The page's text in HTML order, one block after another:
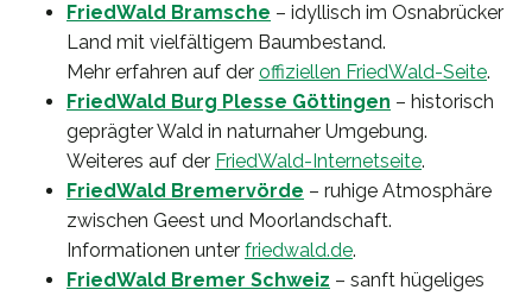
FriedWald Bramsche – idyllisch im Osnabrücker
Land mit vielfältigem Baumbestand.
Mehr erfahren auf der offiziellen FriedWald-Seite.
FriedWald Burg Plesse Göttingen – historisch
geprägter Wald in naturnaher Umgebung.
Weiteres auf der FriedWald-Internetseite.
FriedWald Bremervörde – ruhige Atmosphäre
zwischen Geest und Moorlandschaft.
Informationen unter friedwald.de.
FriedWald Bremer Schweiz – sanft hügeliges